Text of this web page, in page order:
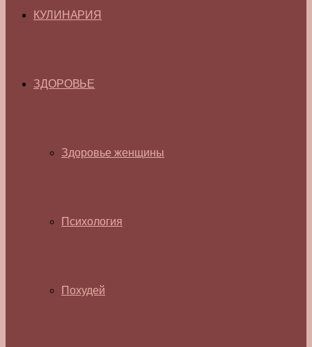
КУЛИНАРИЯ
ЗДОРОВЬЕ
Здоровье женщины
Психология
Похудей